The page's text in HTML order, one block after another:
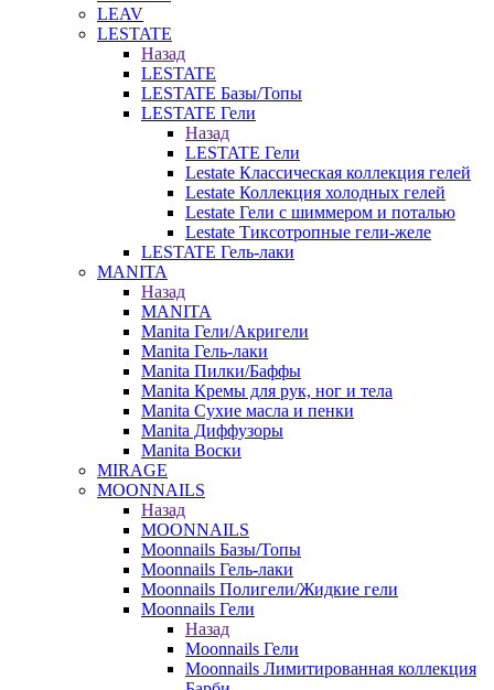
LEAV
LESTATE
Назад
LESTATE
LESTATE Базы/Топы
LESTATE Гели
Назад
LESTATE Гели
Lestate Классическая коллекция гелей
Lestate Коллекция холодных гелей
Lestate Гели с шиммером и поталью
Lestate Тиксотропные гели-желе
LESTATE Гель-лаки
MANITA
Назад
MANITA
Manita Гели/Акригели
Manita Гель-лаки
Manita Пилки/Баффы
Manita Кремы для рук, ног и тела
Manita Сухие масла и пенки
Manita Диффузоры
Manita Воски
MIRAGE
MOONNAILS
Назад
MOONNAILS
Moonnails Базы/Топы
Moonnails Гель-лаки
Moonnails Полигели/Жидкие гели
Moonnails Гели
Назад
Moonnails Гели
Moonnails Лимитированная коллекция